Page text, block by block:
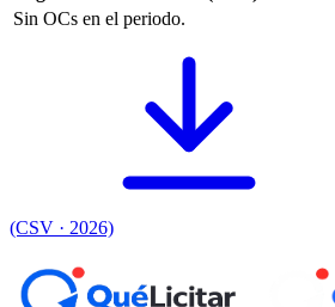
Sin OCs en el periodo.
(CSV · 2026)